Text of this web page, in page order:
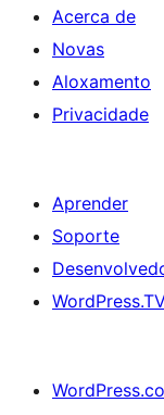
Acerca de
Novas
Aloxamento
Privacidade
Aprender
Soporte